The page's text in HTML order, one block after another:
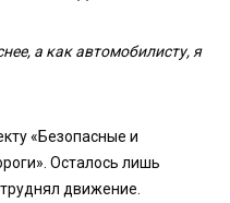
а как автомобилисту, я
«Безопасные и
Осталось лишь
движение.